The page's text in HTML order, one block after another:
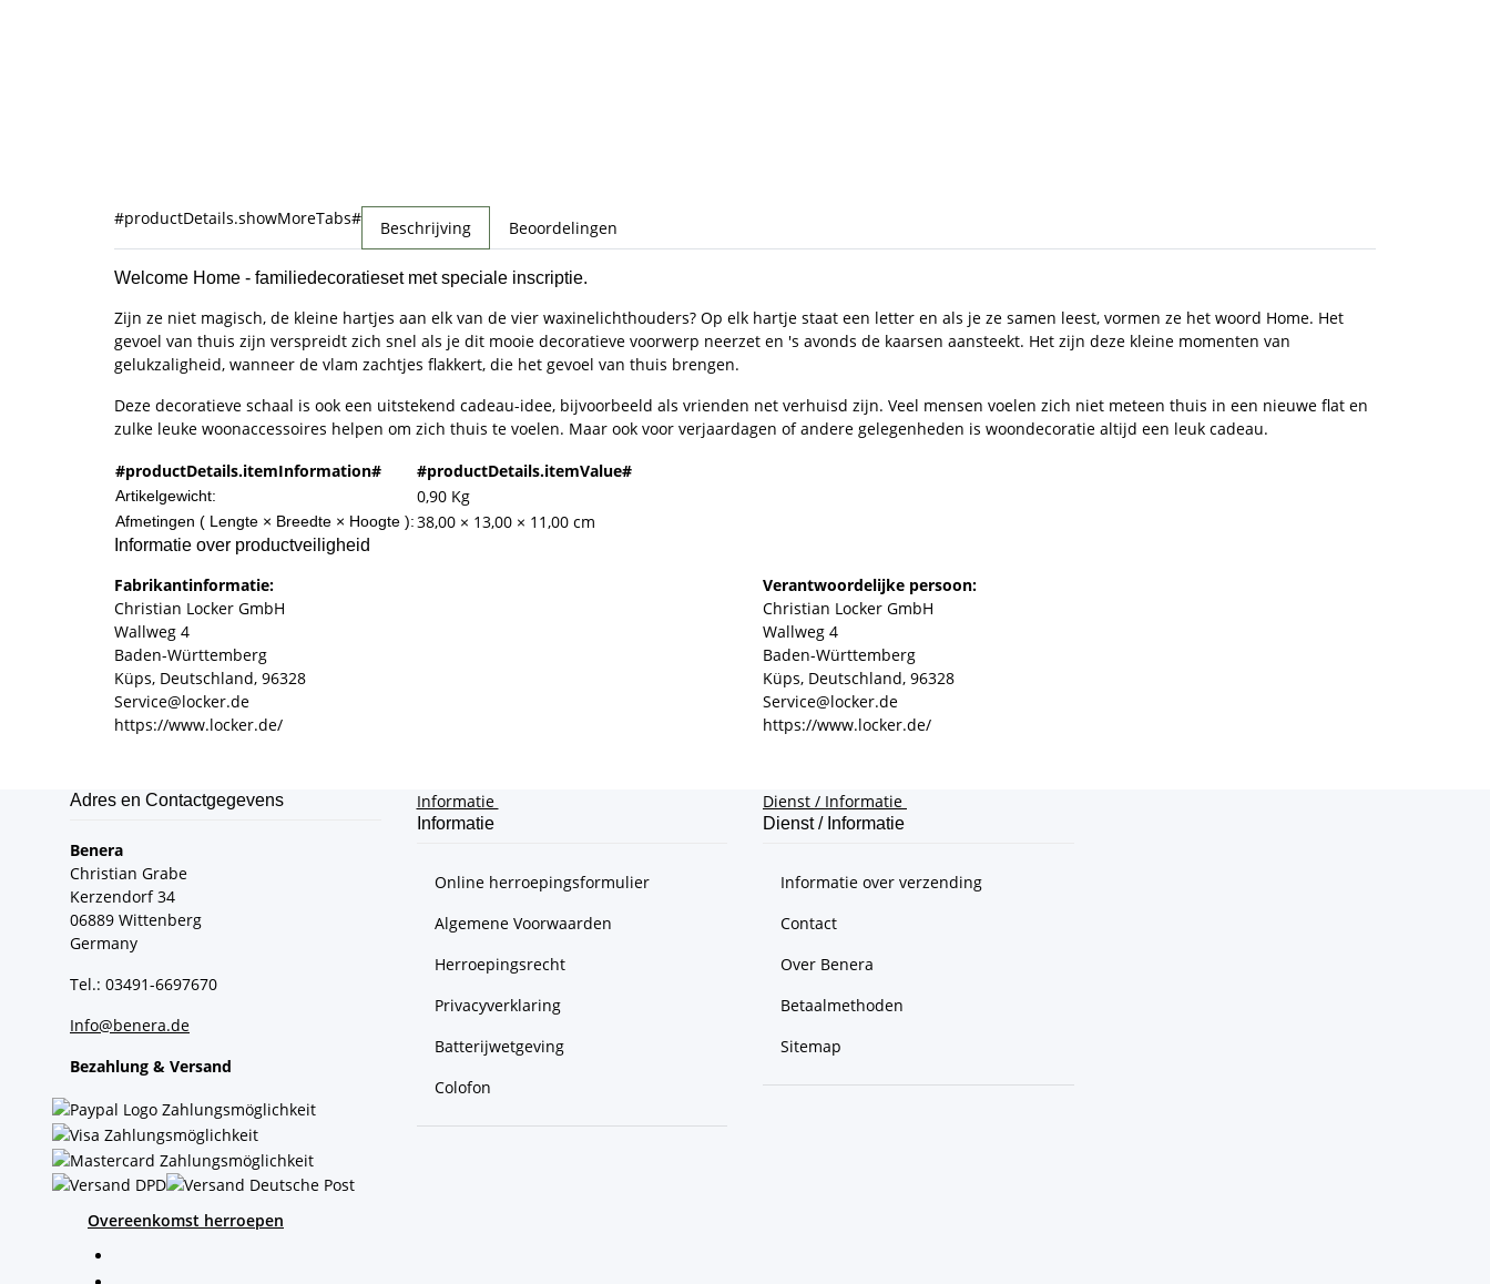
#productDetails.showMoreTabs# Beschrijving Beoordelingen
Welcome Home - familiedecoratieset met speciale inscriptie.
Zijn ze niet magisch, de kleine hartjes aan elk van de vier waxinelichthouders? Op elk hartje staat een letter en als je ze samen leest, vormen ze het woord Home. Het
gevoel van thuis zijn verspreidt zich snel als je dit mooie decoratieve voorwerp neerzet en 's avonds de kaarsen aansteekt. Het zijn deze kleine momenten van
gelukzaligheid, wanneer de vlam zachtjes flakkert, die het gevoel van thuis brengen.
Deze decoratieve schaal is ook een uitstekend cadeau-idee, bijvoorbeeld als vrienden net verhuisd zijn. Veel mensen voelen zich niet meteen thuis in een nieuwe flat en
zulke leuke woonaccessoires helpen om zich thuis te voelen. Maar ook voor verjaardagen of andere gelegenheden is woondecoratie altijd een leuk cadeau.
#productDetails.itemInformation#
#productDetails.itemValue#
Artikelgewicht: 0,90 Kg
Afmetingen ( Lengte × Breedte × Hoogte ):38,00 × 13,00 × 11,00 cm
Informatie over productveiligheid
Fabrikantinformatie:
Christian Locker GmbH
Wallweg 4
Baden-Württemberg
Küps, Deutschland, 96328
Service@locker.de
https://www.locker.de/
Verantwoordelijke persoon:
Christian Locker GmbH
Wallweg 4
Baden-Württemberg
Küps, Deutschland, 96328
Service@locker.de
https://www.locker.de/
Adres en Contactgegevens
Benera
Christian Grabe
Kerzendorf 34
06889 Wittenberg
Germany
Tel.: 03491-6697670
Info@benera.de
Bezahlung & Versand
Informatie
Informatie
Online herroepingsformulier
Algemene Voorwaarden
Herroepingsrecht
Privacyverklaring
Batterijwetgeving
Colofon
Dienst / Informatie
Dienst / Informatie
Informatie over verzending
Contact
Over Benera
Betaalmethoden
Sitemap
Overeenkomst herroepen